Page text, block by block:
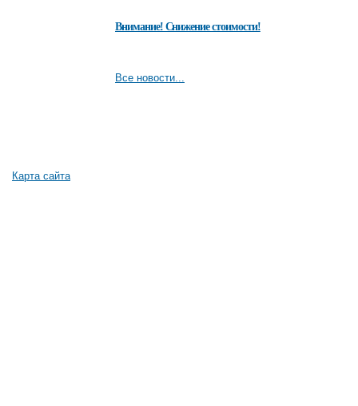
Внимание! Снижение стоимости!
Все новости...
Карта сайта